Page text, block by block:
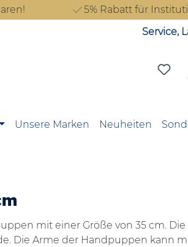
5% Rabatt für
Service,
Du
Unsere Marken Neuheiten
mit einer Größe von 35 cm.
Die Arme der Handpuppen kann